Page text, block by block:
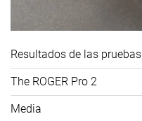
Resultados de las pruebas
The ROGER Pro 2
Media